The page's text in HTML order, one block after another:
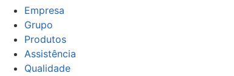
Empresa
Grupo
Produtos
Assistência
Qualidade